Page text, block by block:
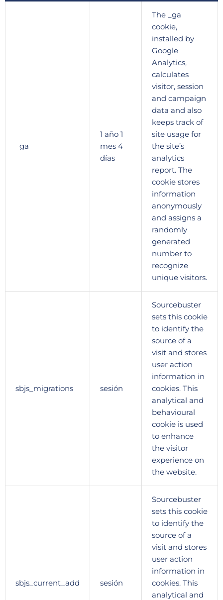
_ga
1 año 1
mes 4
días
The _ga
cookie,
installed by
Google
Analytics,
calculates
visitor, session
and campaign
data and also
keeps track of
site usage for
the site’s
analytics
report. The
cookie stores
information
anonymously
and assigns a
randomly
generated
number to
recognize
unique visitors.
sbjs_migrations sesión
Sourcebuster
sets this cookie
to identify the
source of a
visit and stores
user action
information in
cookies. This
analytical and
behavioural
cookie is used
to enhance
the visitor
experience on
the website.
sbjs_current_add sesión
Sourcebuster
sets this cookie
to identify the
source of a
visit and stores
user action
information in
cookies. This
analytical and